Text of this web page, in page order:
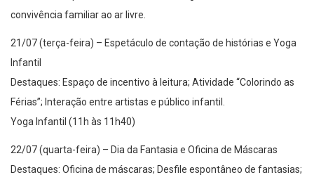
convivência familiar ao ar livre.
21/07 (terça-feira) – Espetáculo de contação de histórias e Yoga
Infantil
Destaques: Espaço de incentivo à leitura; Atividade “Colorindo as
Férias”; Interação entre artistas e público infantil.
Yoga Infantil (11h às 11h40)
22/07 (quarta-feira) – Dia da Fantasia e Oficina de Máscaras
Destaques: Oficina de máscaras; Desfile espontâneo de fantasias;